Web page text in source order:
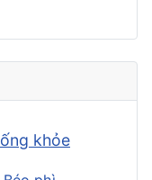
khỏe